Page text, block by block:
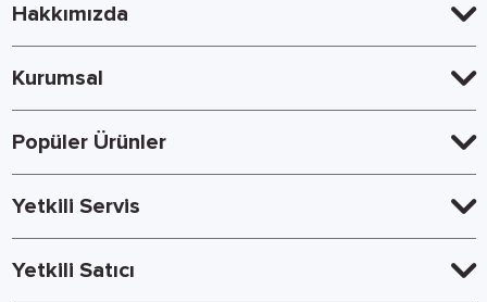
Hakkımızda
Kurumsal
Popüler Ürünler
Yetkili Servis
Yetkili Satıcı